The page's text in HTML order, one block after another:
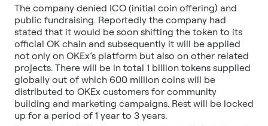
The company denied ICO (initial coin offering) and
public fundraising. Reportedly the company had
stated that it would be soon shifting the token to its
official OK chain and subsequently it will be applied
not only on OKEx’s platform but also on other related
projects. There will be in total 1 billion tokens supplied
globally out of which 600 million coins will be
distributed to OKEx customers for community
building and marketing campaigns. Rest will be locked
up for a period of 1 year to 3 years.